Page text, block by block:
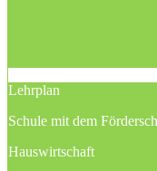
Lehrplan
Schule mit dem
Hauswirtschaft